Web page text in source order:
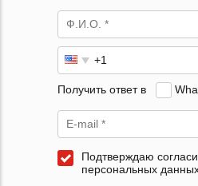
Получить ответ в
Подтверждаю
персональных